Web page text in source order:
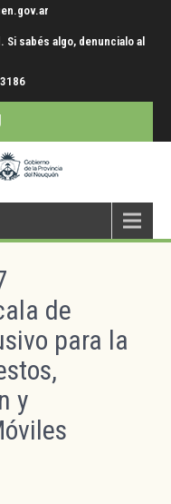
sabés algo, denuncialo al
de
para la
y